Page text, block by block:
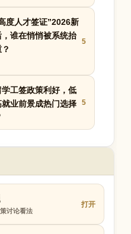
度人才签证”2026新
谁在悄悄被系统抬
5
学工签政策利好，低
就业前景成热门选择
5
讨论看法
打开